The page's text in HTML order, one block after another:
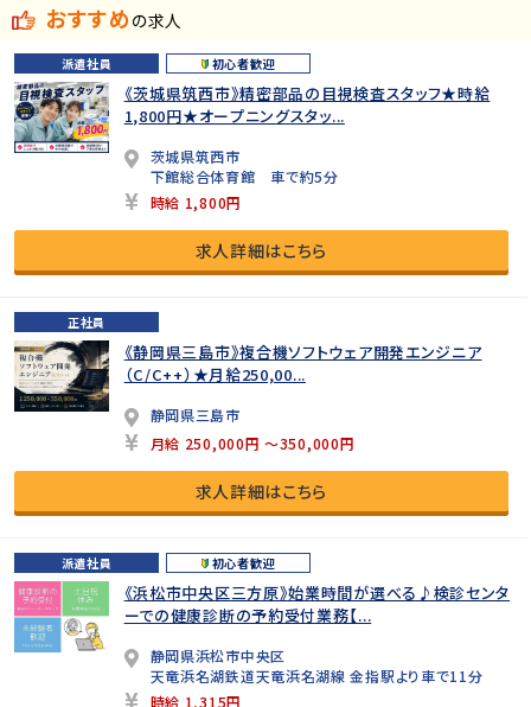
おすすめの求人
派遣社員 初心者歓迎
《茨城県筑西市》精密部品の目視検査スタッフ★時給
1,800円★オープニングスタッ...
茨城県筑西市
下館総合体育館 車で約5分
時給 1,800円
求人詳細はこちら
正社員
《静岡県三島市》複合機ソフトウェア開発エンジニア
（C/C++）★月給250,00...
静岡県三島市
月給 250,000円 ～350,000円
求人詳細はこちら
派遣社員 初心者歓迎
《浜松市中央区三方原》始業時間が選べる♪検診センタ
ーでの健康診断の予約受付業務【...
静岡県浜松市中央区
天竜浜名湖鉄道天竜浜名湖線 金指駅より車で11分
時給 1,315円